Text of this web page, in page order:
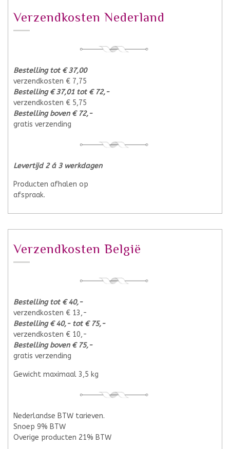
Verzendkosten Nederland
Bestelling tot € 37,00
verzendkosten € 7,75
Bestelling € 37,01 tot € 72,-
verzendkosten € 5,75
Bestelling boven € 72,-
gratis verzending
Levertijd 2 á 3 werkdagen
Producten afhalen op
afspraak.
Verzendkosten België
Bestelling tot € 40,-
verzendkosten € 13,-
Bestelling € 40,- tot € 75,-
verzendkosten € 10,-
Bestelling boven € 75,-
gratis verzending
Gewicht maximaal 3,5 kg
Nederlandse BTW tarieven.
Snoep 9% BTW
Overige producten 21% BTW